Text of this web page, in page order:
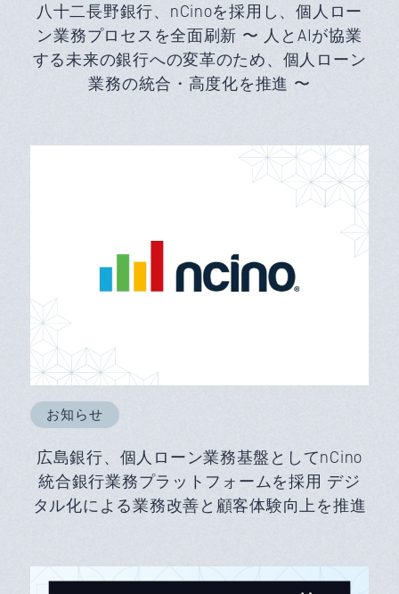
八十二長野銀行、nCinoを採用し、個人ロー
ン業務プロセスを全面刷新 〜 人とAIが協業
する未来の銀行への変革のため、個人ローン
業務の統合・高度化を推進 〜
お知らせ
広島銀行、個人ローン業務基盤としてnCino
統合銀行業務プラットフォームを採用 デジ
タル化による業務改善と顧客体験向上を推進